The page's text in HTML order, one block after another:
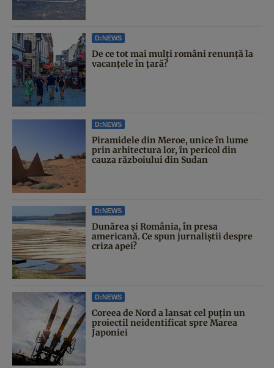
D:NEWS
De ce tot mai mulți români renunță la
vacanțele în țară?
D:NEWS
Piramidele din Meroe, unice în lume
prin arhitectura lor, în pericol din
cauza războiului din Sudan
D:NEWS
Dunărea și România, în presa
americană. Ce spun jurnaliștii despre
criza apei?
D:NEWS
Coreea de Nord a lansat cel puțin un
proiectil neidentificat spre Marea
Japoniei